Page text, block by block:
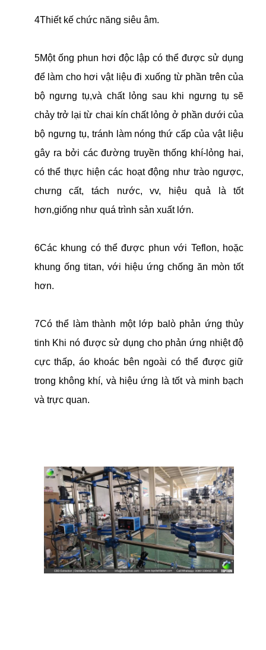
4Thiết kế chức năng siêu âm.
5Một ống phun hơi độc lập có thể được sử dụng
để làm cho hơi vật liệu đi xuống từ phần trên của
bộ ngưng tụ,và chất lỏng sau khi ngưng tụ sẽ
chảy trở lại từ chai kín chất lỏng ở phần dưới của
bộ ngưng tụ, tránh làm nóng thứ cấp của vật liệu
gây ra bởi các đường truyền thống khí-lỏng hai,
có thể thực hiện các hoạt động như trào ngược,
chưng cất, tách nước, vv, hiệu quả là tốt
hơn,giống như quá trình sản xuất lớn.
6Các khung có thể được phun với Teflon, hoặc
khung ống titan, với hiệu ứng chống ăn mòn tốt
hơn.
7Có thể làm thành một lớp ba lò phản ứng thủy
tinh Khi nó được sử dụng cho phản ứng nhiệt độ
cực thấp, áo khoác bên ngoài có thể được giữ
trong không khí, và hiệu ứng là tốt và minh bạch
và trực quan.